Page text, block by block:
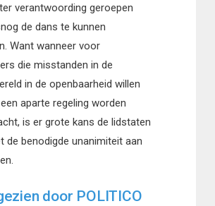
verantwoording geroepen
de dans te kunnen
Want wanneer voor
die misstanden in de
in de openbaarheid willen
aparte regeling worden
is er grote kans de lidstaten
de benodigde unanimiteit aan
door POLITICO